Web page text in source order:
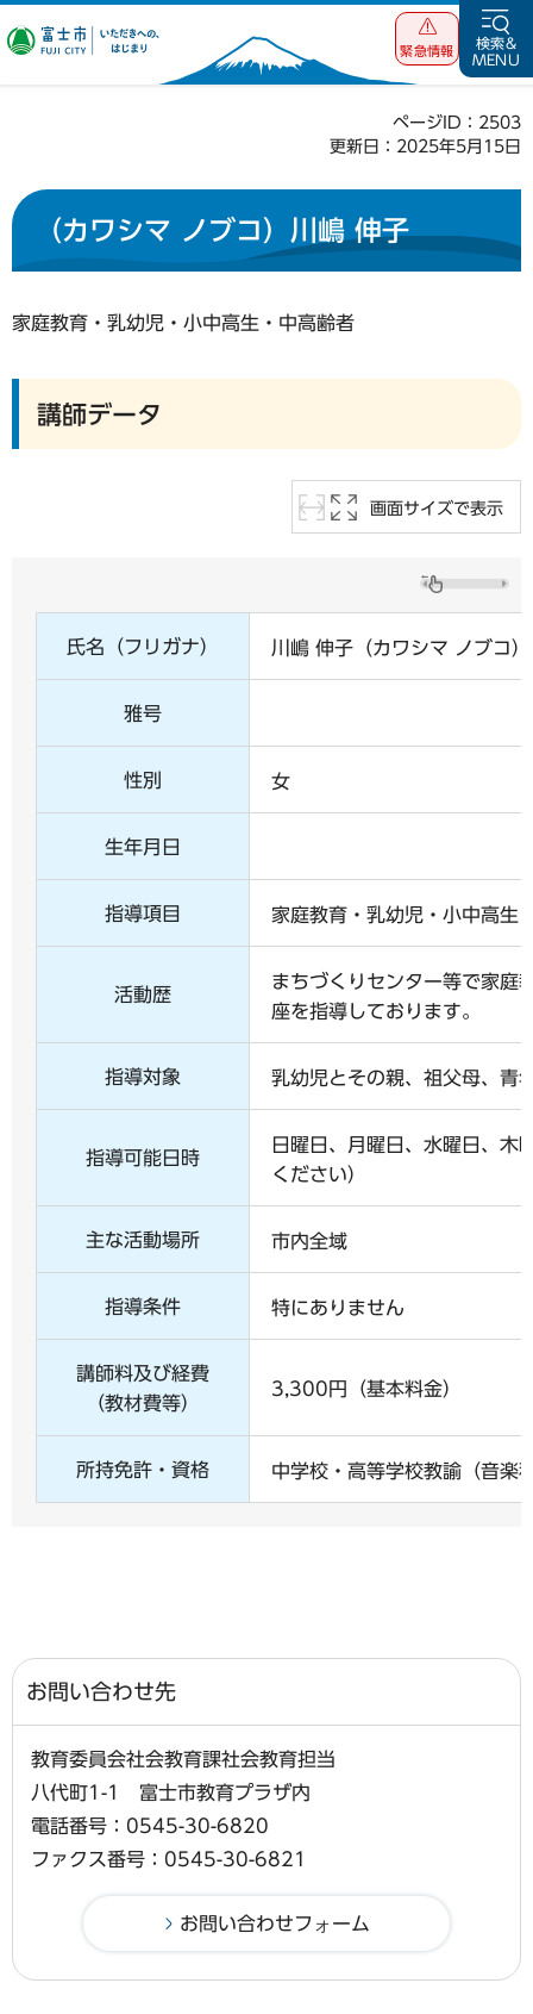
富士市 いただ
緊急情報
検索&
MENU
ページID：2503
更新日：2025年5月15日
（カワシマ ノブコ）川嶋 伸子
家庭教育・乳幼児・小中高生・中高齢者
講師データ
画面サイズで表示
氏名（フリガナ） 川嶋 伸子（カワシマ ノブコ）
雅号
性別 女
生年月日
指導項目 家庭教育・乳幼児・小中高生
活動歴
まちづくりセンター等で家庭
座を指導しております。
指導対象 乳幼児とその親、祖父母、青
指導可能日時
日曜日、月曜日、水曜日、木
ください）
主な活動場所 市内全域
指導条件 特にありません
講師料及び経費
（教材費等）
3,300円（基本料金）
所持免許・資格 中学校・高等学校教諭（音楽
お問い合わせ先
教育委員会社会教育課社会教育担当
八代町1-1 富士市教育プラザ内
電話番号：0545-30-6820
ファクス番号：0545-30-6821